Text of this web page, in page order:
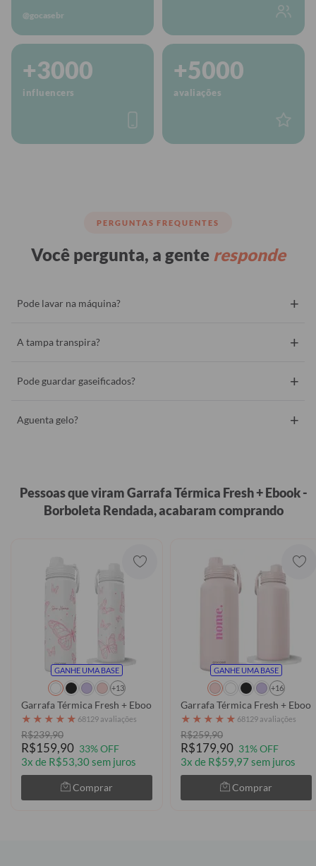
@gocasebr
+3000
influencers
+5000
avaliações
PERGUNTAS FREQUENTES
Você pergunta, a gente responde
Pode lavar na máquina? +
A tampa transpira? +
Pode guardar gaseificados? +
Aguenta gelo? +
Pessoas que viram Garrafa Térmica Fresh + Ebook -
Borboleta Rendada, acabaram comprando
GANHE UMA BASE
+13
Garrafa Térmica Fresh + Ebook - Pink Butterflies
★ ★ ★ ★ ★ 68129 avaliações
R$239,90
R$159,90 33% OFF
3x de R$53,30 sem juros
Comprar
GANHE UMA BASE
+16
Garrafa Térmica Fresh +
★ ★ ★ ★ ★ 68129 avaliações
R$259,90
R$179,90 31% OFF
3x de R$59,97 sem juros
Comprar